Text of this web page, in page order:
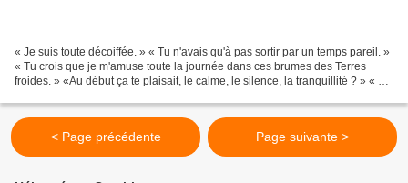
« Je suis toute décoiffée. » « Tu n'avais qu'à pas sortir par un temps pareil. »
« Tu crois que je m'amuse toute la journée dans ces brumes des Terres
froides. » «Au début ça te plaisait, le calme, le silence, la tranquillité ? » « En
< Page précédente Page suivante >